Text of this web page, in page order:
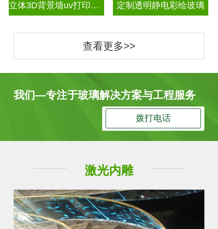
立体3D背景墙uv打印玻璃 定制透明静电彩绘玻璃
查看更多>>
我们—专注于玻璃解决方案与工程服务
拨打电话
激光内雕